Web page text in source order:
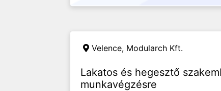
Velence, Modularch Kft.
Lakatos és hegesztő
munkavégzésre